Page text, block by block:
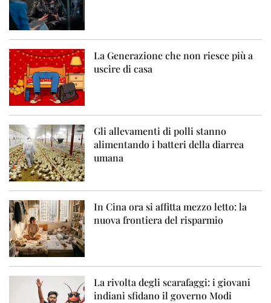
La Generazione che non riesce più a
uscire di casa
Gli allevamenti di polli stanno
alimentando i batteri della diarrea
umana
In Cina ora si affitta mezzo letto: la
nuova frontiera del risparmio
La rivolta degli scarafaggi: i giovani
indiani sfidano il governo Modi